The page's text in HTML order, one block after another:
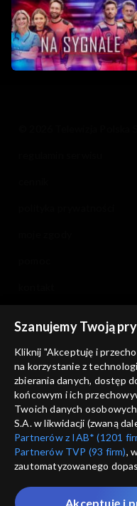
informacje o dostawcy
Szanujemy Twoją
Kliknij "Akceptuję i
na korzystanie z
zbierania danych, dostęp
końcowym i ich
Twoich danych
S.A. w likwidacji (zwaną
Partnerów z IAB* (1201
Partnerów TVP (93 firm),
zautomatyzowanego
które wskazujemy poniżej,
Akceptuję i